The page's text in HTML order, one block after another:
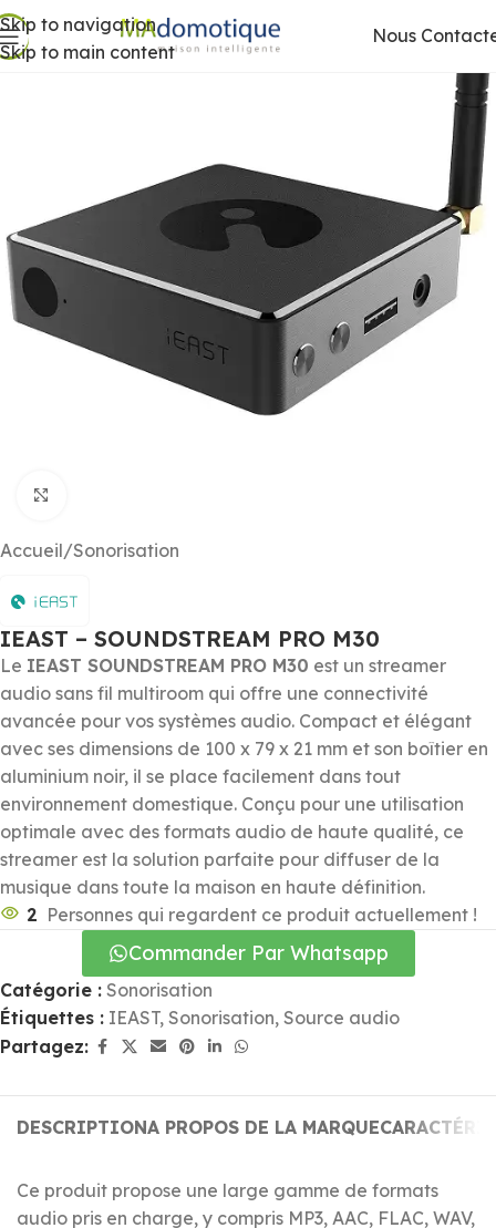
Skip to navigation
Skip to main content
Nous
Accueil/Sonorisation
IEAST – SOUNDSTREAM PRO M30
Le IEAST SOUNDSTREAM PRO M30 est un streamer
audio sans fil multiroom qui offre une connectivité
avancée pour vos systèmes audio. Compact et élégant
avec ses dimensions de 100 x 79 x 21 mm et son boîtier en
aluminium noir, il se place facilement dans tout
environnement domestique. Conçu pour une utilisation
optimale avec des formats audio de haute qualité, ce
streamer est la solution parfaite pour diffuser de la
musique dans toute la maison en haute définition.
2 Personnes qui regardent ce produit actuellement !
Commander Par Whatsapp
Catégorie : Sonorisation
Étiquettes : IEAST, Sonorisation, Source audio
Partagez:
DESCRIPTIONA PROPOS DE LA MARQUE
Ce produit propose une large gamme de formats
audio pris en charge, y compris MP3, AAC, FLAC, WAV,